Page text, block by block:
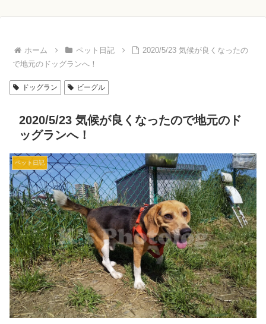
ホーム ペット日記
2020/5/23 気候が良くなったの
で地元のドッグランへ！
ドッグラン ビーグル
2020/5/23 気候が良くなったので地元のド
ッグランへ！
ペット日記